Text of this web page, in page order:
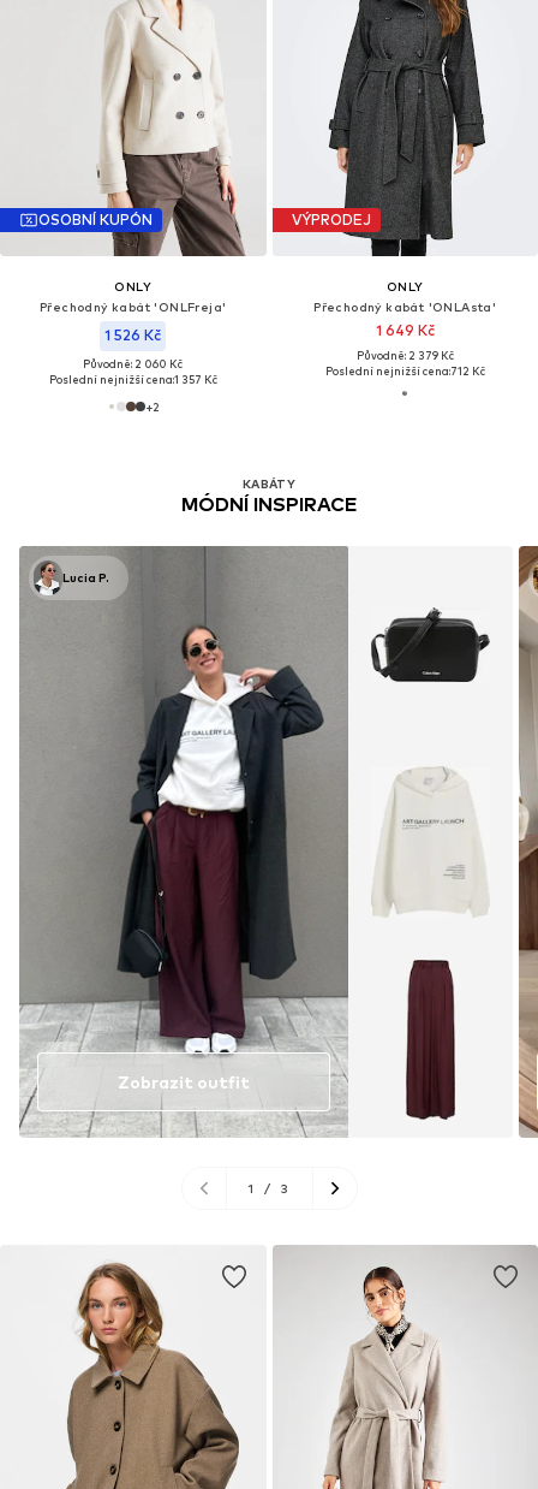
OSOBNÍ KUPÓN
ONLY
Přechodný kabát 'ONLFreja'
1 526 Kč
Původně: 2 060 Kč
Poslední nejnižší cena:1 357 Kč
+2
VÝPRODEJ
ONLY
Přechodný kabát 'ONLAsta'
1 649 Kč
Původně: 2 379 Kč
Poslední nejnižší cena:712 Kč
KABÁTY
MÓDNÍ INSPIRACE
Lucia P.
Zobrazit outfit
1 / 3